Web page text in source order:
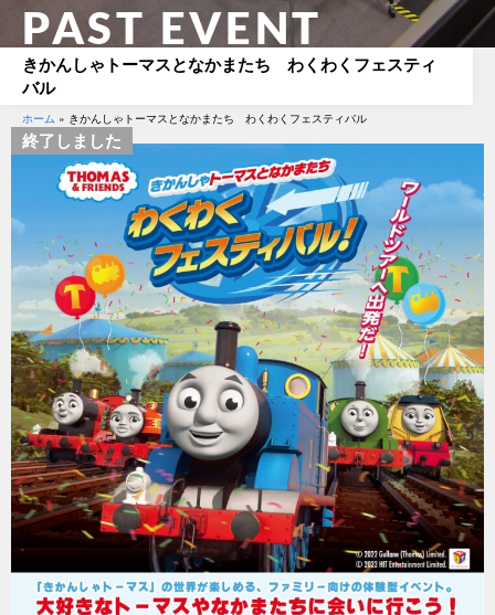
PAST EVENT
きかんしゃトーマスとなかまたち わくわくフェスティ
バル
ホーム » きかんしゃトーマスとなかまたち わくわくフェスティバル
終了しました